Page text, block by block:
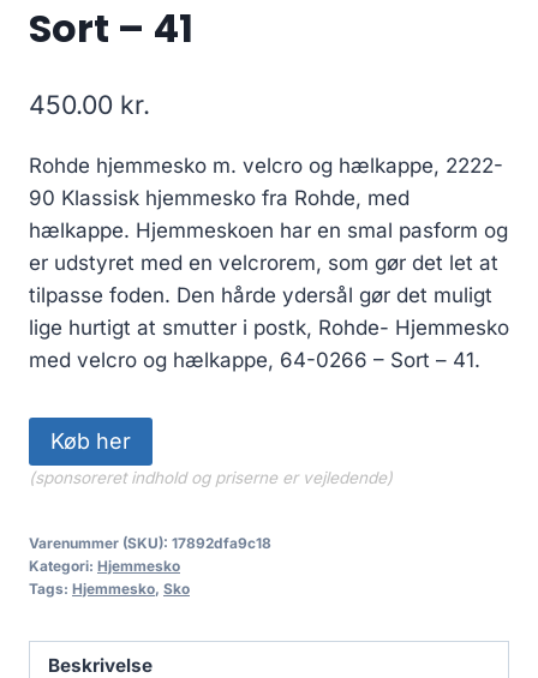
Sort – 41
450.00 kr.
Rohde hjemmesko m. velcro og hælkappe, 2222-
90 Klassisk hjemmesko fra Rohde, med
hælkappe. Hjemmeskoen har en smal pasform og
er udstyret med en velcrorem, som gør det let at
tilpasse foden. Den hårde ydersål gør det muligt
lige hurtigt at smutter i postk, Rohde- Hjemmesko
med velcro og hælkappe, 64-0266 – Sort – 41.
Køb her
(sponsoreret indhold og priserne er vejledende)
Varenummer (SKU): 17892dfa9c18
Kategori: Hjemmesko
Tags: Hjemmesko, Sko
Beskrivelse